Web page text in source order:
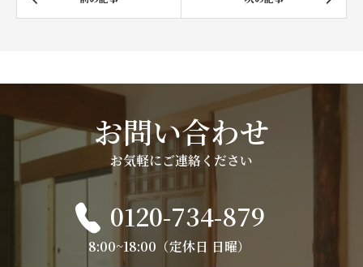
お問い合わせ
お気軽にご連絡ください
0120-734-879
8:00~18:00（定休日 日曜）